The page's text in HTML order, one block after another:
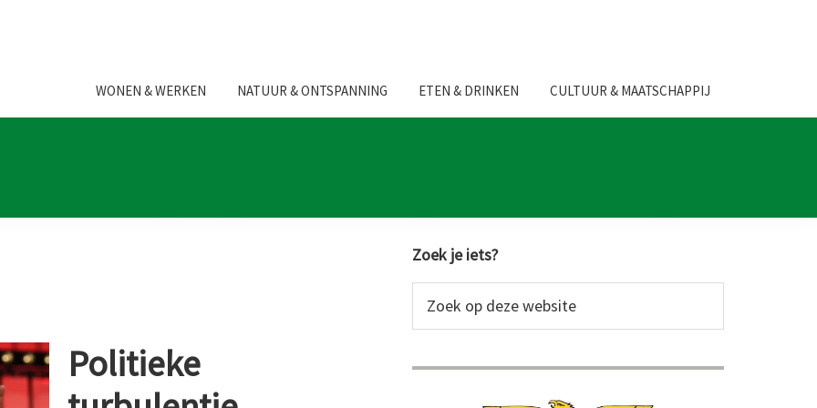
WONEN & WERKEN NATUUR & ONTSPANNING ETEN & DRINKEN CULTUUR & MAATSCHAPPIJ
Politieke
Primaire
Sidebar
Zoek je iets?
op
website